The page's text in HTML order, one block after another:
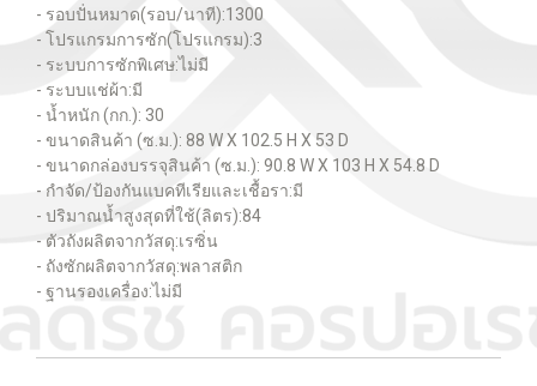
- รอบปั่นหมาด(รอบ/นาที):1300
- โปรแกรมการซัก(โปรแกรม):3
- ระบบการซักพิเศษ:ไม่มี
- ระบบแช่ผ้า:มี
- น้ำหนัก (กก.): 30
- ขนาดสินค้า (ซ.ม.): 88 W X 102.5 H X 53 D
- ขนาดกล่องบรรจุสินค้า (ซ.ม.): 90.8 W X 103 H X 54.8 D
- กำจัด/ป้องกันแบคทีเรียและเชื้อรา:มี
- ปริมาณน้ำสูงสุดที่ใช้(ลิตร):84
- ตัวถังผลิตจากวัสดุ:เรซิ่น
- ถังซักผลิตจากวัสดุ:พลาสติก
- ฐานรองเครื่อง:ไม่มี